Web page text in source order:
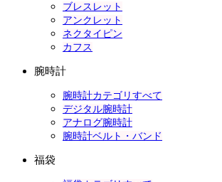
ブレスレット
アンクレット
ネクタイピン
カフス
腕時計
腕時計カテゴリすべて
デジタル腕時計
アナログ腕時計
腕時計ベルト・バンド
福袋